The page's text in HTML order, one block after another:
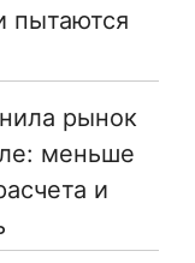
пытаются
рынок
меньше
и